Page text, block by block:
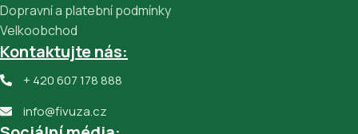
Dopravní a platební podmínky
Velkoobchod
Kontaktujte nás:
+ 420 607 178 888
info@fivuza.cz